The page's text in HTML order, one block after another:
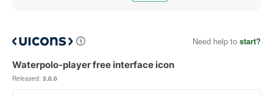
Need help to start?
Waterpolo-player free interface icon
Released: 3.0.0